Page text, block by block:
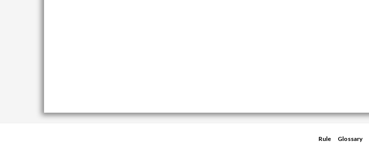
Rule Glossary